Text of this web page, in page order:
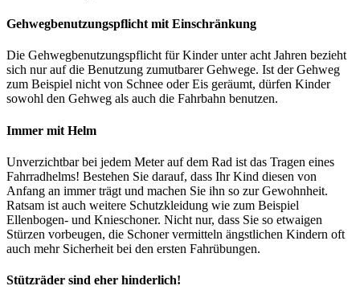
Gehwegbenutzungspflicht mit Einschränkung
Die Gehwegbenutzungspflicht für Kinder unter acht Jahren bezieht
sich nur auf die Benutzung zumutbarer Gehwege. Ist der Gehweg
zum Beispiel nicht von Schnee oder Eis geräumt, dürfen Kinder
sowohl den Gehweg als auch die Fahrbahn benutzen.
Immer mit Helm
Unverzichtbar bei jedem Meter auf dem Rad ist das Tragen eines
Fahrradhelms! Bestehen Sie darauf, dass Ihr Kind diesen von
Anfang an immer trägt und machen Sie ihn so zur Gewohnheit.
Ratsam ist auch weitere Schutzkleidung wie zum Beispiel
Ellenbogen- und Knieschoner. Nicht nur, dass Sie so etwaigen
Stürzen vorbeugen, die Schoner vermitteln ängstlichen Kindern oft
auch mehr Sicherheit bei den ersten Fahrübungen.
Stützräder sind eher hinderlich!